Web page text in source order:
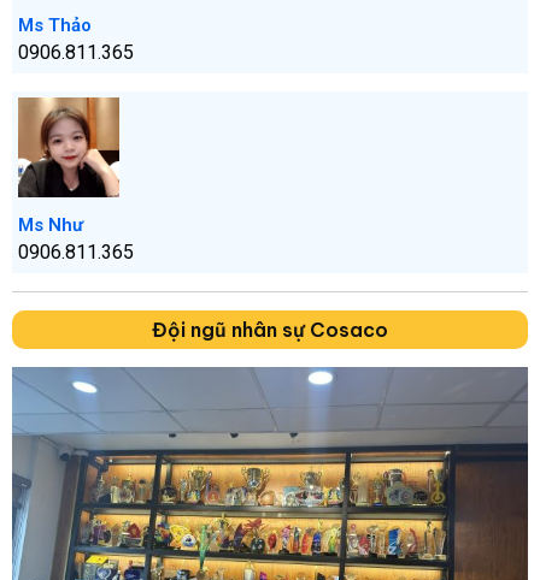
Ms Thảo
0906.811.365
Ms Như
0906.811.365
Đội ngũ nhân sự Cosaco